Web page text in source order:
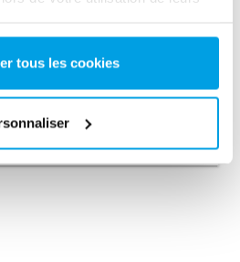
tous les cookies
au Danemark.
savoir plus